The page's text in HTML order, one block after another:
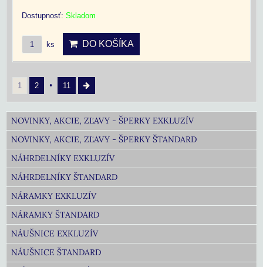
Dostupnosť: Skladom
ks DO KOŠÍKA
1 2 11
NOVINKY, AKCIE, ZĽAVY - ŠPERKY EXKLUZÍV
NOVINKY, AKCIE, ZĽAVY - ŠPERKY ŠTANDARD
NÁHRDELNÍKY EXKLUZÍV
NÁHRDELNÍKY ŠTANDARD
NÁRAMKY EXKLUZÍV
NÁRAMKY ŠTANDARD
NÁUŠNICE EXKLUZÍV
NÁUŠNICE ŠTANDARD